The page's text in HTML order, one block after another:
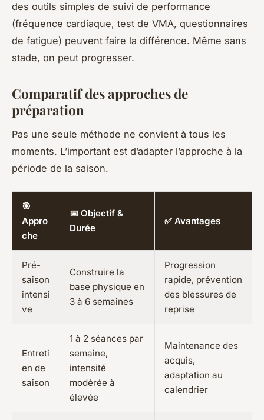
des outils simples de suivi de performance
(fréquence cardiaque, test de VMA, questionnaires
de fatigue) peuvent faire la différence. Même sans
stade, on peut progresser.
Comparatif des approches de
préparation
Pas une seule méthode ne convient à tous les
moments. L’important est d’adapter l’approche à la
période de la saison.
🎯
Appro
che
📅 Objectif &
Durée
✅ Avantages
Pré-
saison
intensi
ve
Construire la
base physique en
3 à 6 semaines
Progression
rapide, prévention
des blessures de
reprise
Entreti
en de
saison
1 à 2 séances par
semaine,
intensité
modérée à
élevée
Maintenance des
acquis,
adaptation au
calendrier